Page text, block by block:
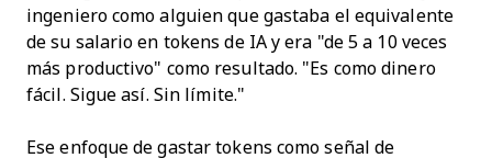
ingeniero como alguien que gastaba el equivalente
de su salario en tokens de IA y era "de 5 a 10 veces
más productivo" como resultado. "Es como dinero
fácil. Sigue así. Sin límite."
Ese enfoque de gastar tokens como señal de